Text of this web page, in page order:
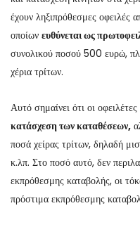
έχουν ληξιπρόθεσμες οφειλές
οποίων ευθύνεται ως
συνολικού ποσού 500 ευρώ,
χέρια τρίτων.
Αυτό σημαίνει ότι οι
κατάσχεση των καταθέσεων,
ποσά χείρας τρίτων, δηλαδή
κ.λπ. Στο ποσό αυτό, δεν
εκπρόθεσμης καταβολής, οι
πρόστιμα εκπρόθεσμης